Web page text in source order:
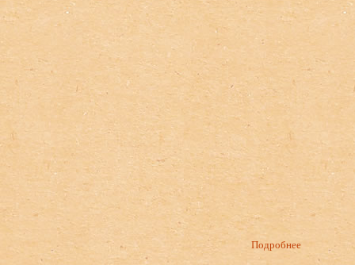
Подробнее о Цушба
Сухум,